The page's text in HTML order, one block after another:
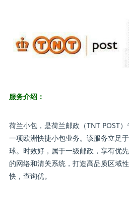
服务介绍：
荷兰小包，是荷兰邮政（TNT POST
一项欧洲快捷小包业务。该服务立足
球。时效好，属于一级邮政，享有优
的网络和清关系统，打造高品质区域
快，查询优。